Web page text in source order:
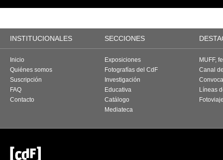
INSTITUCIONALES SECCIONES
Inicio
Quiénes somos
Suscripción
FAQ
Contacto
Exposiciones
Fotografías del CdF
Investigación
Educativa
Catálogo
Mediateca
MUFF,
Canal
Líneas